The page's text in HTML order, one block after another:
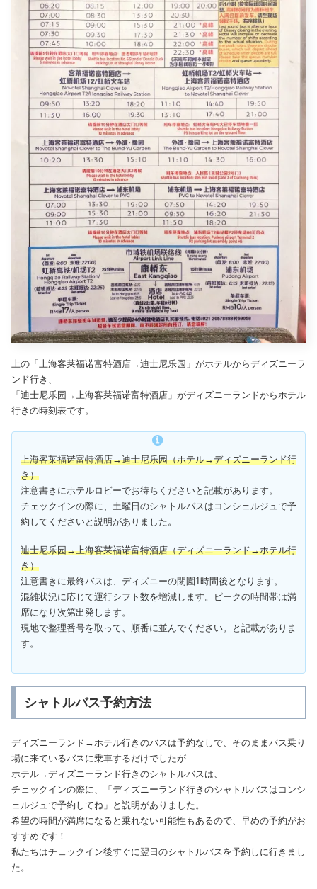
上の「上海客莱福诺富特酒店→迪士尼乐园」がホテルからディズニーラ
ンド行き、
「迪士尼乐园→上海客莱福诺富特酒店」がディズニーランドからホテル
行きの時刻表です。
上海客莱福诺富特酒店→迪士尼乐园（ホテル→ディズニーランド行
き）
注意書きにホテルロビーでお待ちくださいと記載があります。
チェックインの際に、土曜日のシャトルバスはコンシェルジュで予
約してくださいと説明がありました。
迪士尼乐园→上海客莱福诺富特酒店（ディズニーランド→ホテル行
き）
注意書きに最終バスは、ディズニーの閉園1時間後となります。
混雑状況に応じて運行シフト数を増減します。ピークの時間帯は満
席になり次第出発します。
現地で整理番号を取って、順番に並んでください。と記載がありま
す。
シャトルバス予約方法
ディズニーランド→ホテル行きのバスは予約なしで、そのままバス乗り
場に来ているバスに乗車するだけでしたが
ホテル→ディズニーランド行きのシャトルバスは、
チェックインの際に、「ディズニーランド行きのシャトルバスはコンシ
ェルジュで予約してね」と説明がありました。
希望の時間が満席になると乗れない可能性もあるので、早めの予約がお
すすめです！
私たちはチェックイン後すぐに翌日のシャトルバスを予約しに行きまし
た。